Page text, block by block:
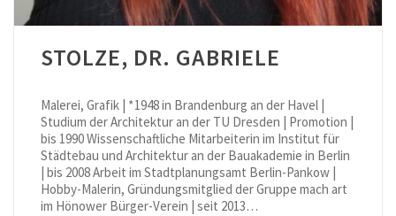
STOLZE, DR. GABRIELE
Malerei, Grafik | * 1948 in Brandenburg an der Havel |
Studium der Architektur an der TU Dresden | Promotion |
bis 1990 Wissenschaftliche Mitarbeiterin im Institut für
Städtebau und Architektur an der Bauakademie in Berlin
| bis 2008 Arbeit im Stadtplanungsamt Berlin-Pankow |
Hobby-Malerin, Gründungsmitglied der Gruppe mach art
im Hönower Bürger-Verein | seit 2013…